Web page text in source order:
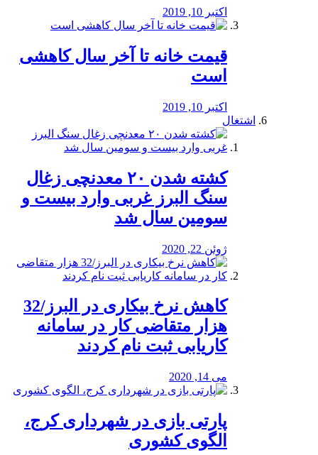
اکتبر 10, 2019
قیمت خانه تا آخر سال کاهشی
است
اکتبر 10, 2019
اشتغال
کشته شدن ۲۰ معدنچی زغال
سنگ البرز غربی وارد بیست و
سومین سال شد
ژوئن 22, 2020
کاهش نرخ بیکاری در البرز/32
هزار متقاضی کار در سامانه
کاریابی ثبت نام کردند
می 14, 2020
پارتی بازی در شهرداری کرج،
الگوی کشوری